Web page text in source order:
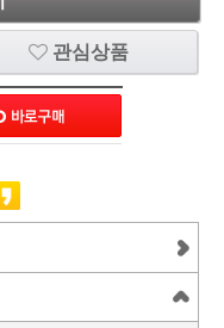
관심상품